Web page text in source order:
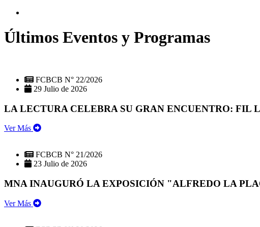
Últimos Eventos y Programas
FCBCB N° 22/2026
29 Julio de 2026
LA LECTURA CELEBRA SU GRAN ENCUENTRO: FIL
Ver Más
FCBCB N° 21/2026
23 Julio de 2026
MNA INAUGURÓ LA EXPOSICIÓN "ALFREDO LA
Ver Más